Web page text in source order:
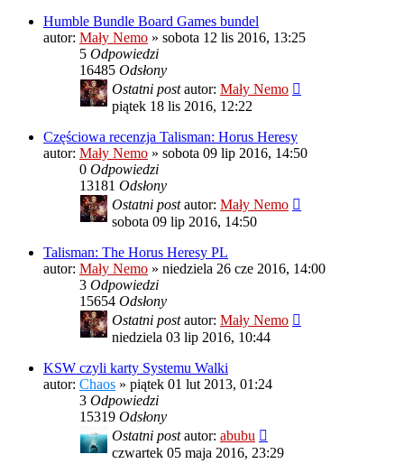
Humble Bundle Board Games bundel
autor: Mały Nemo » sobota 12 lis 2016, 13:25
5 Odpowiedzi
16485 Odsłony
Ostatni postautor: Mały Nemo
piątek 18 lis 2016, 12:22
Częściowa recenzja Talisman: Horus Heresy
autor: Mały Nemo » sobota 09 lip 2016, 14:50
0 Odpowiedzi
13181 Odsłony
Ostatni postautor: Mały Nemo
sobota 09 lip 2016, 14:50
Talisman: The Horus Heresy PL
autor: Mały Nemo » niedziela 26 cze 2016, 14:00
3 Odpowiedzi
15654 Odsłony
Ostatni postautor: Mały Nemo
niedziela 03 lip 2016, 10:44
KSW czyli karty Systemu Walki
autor: Chaos » piątek 01 lut 2013, 01:24
3 Odpowiedzi
15319 Odsłony
Ostatni postautor: abubu
czwartek 05 maja 2016, 23:29